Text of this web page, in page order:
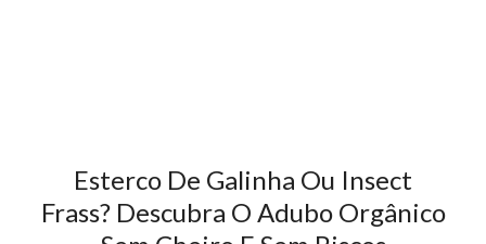
Esterco De Galinha Ou Insect
Frass? Descubra O Adubo Orgânico